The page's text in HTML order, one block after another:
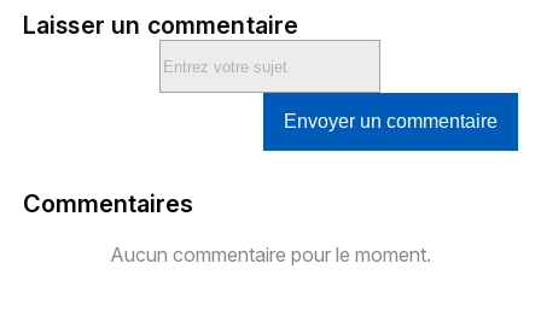
Laisser un commentaire
Envoyer un commentaire
Commentaires
Aucun commentaire pour le moment.